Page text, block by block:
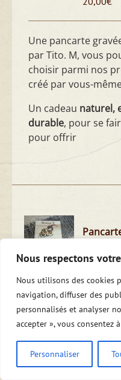
Nous respectons
Nous utilisons des cookies
navigation, diffuser des
personnalisés et analyser
accepter », vous consentez
Personnaliser
Une pancarte
par Tito. M, vous
choisir parmi nos
créé par vous-
Un cadeau naturel,
durable, pour se
pour offrir
20,00€
Une pancarte
par Tito. M, vous
choisir parmi nos
Un cadeaunaturel,